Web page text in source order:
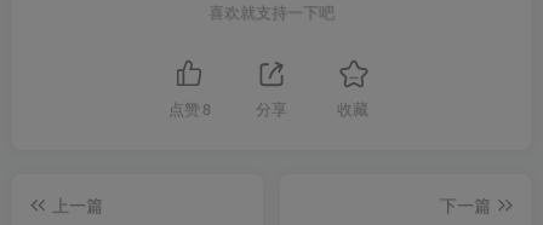
喜欢就支持一下吧
点赞 8 分享 收藏
上一篇
下一篇